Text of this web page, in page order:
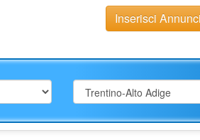
Inserisci